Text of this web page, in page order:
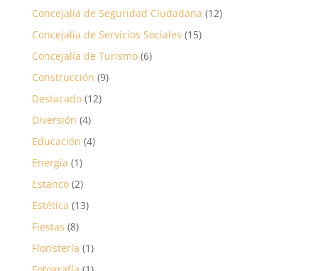
Concejalía de Seguridad Ciudadana (12)
Concejalía de Servicios Sociales (15)
Concejalía de Turismo(6)
Construcción (9)
Destacado(12)
Diversión (4)
Educación (4)
Energía (1)
Estanco(2)
Estética (13)
Fiestas (8)
Floristería (1)